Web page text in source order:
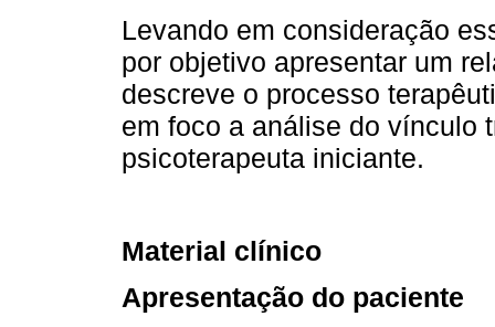
Levando em consideração
por objetivo apresentar um
descreve o processo
em foco a análise do vínculo
psicoterapeuta iniciante.
Material clínico
Apresentação do paciente